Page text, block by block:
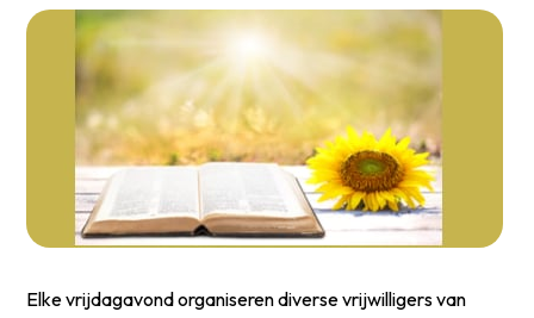
Elke vrijdagavond organiseren diverse vrijwilligers van